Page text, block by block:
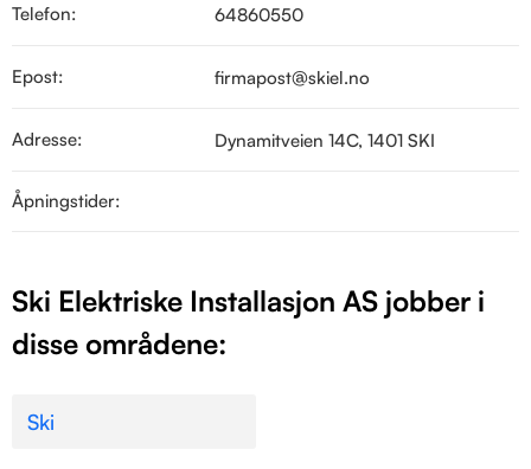
Telefon: 64860550
Epost: firmapost@skiel.no
Adresse: Dynamitveien 14C, 1401 SKI
Åpningstider:
Ski Elektriske Installasjon AS jobber i
disse områdene:
Ski